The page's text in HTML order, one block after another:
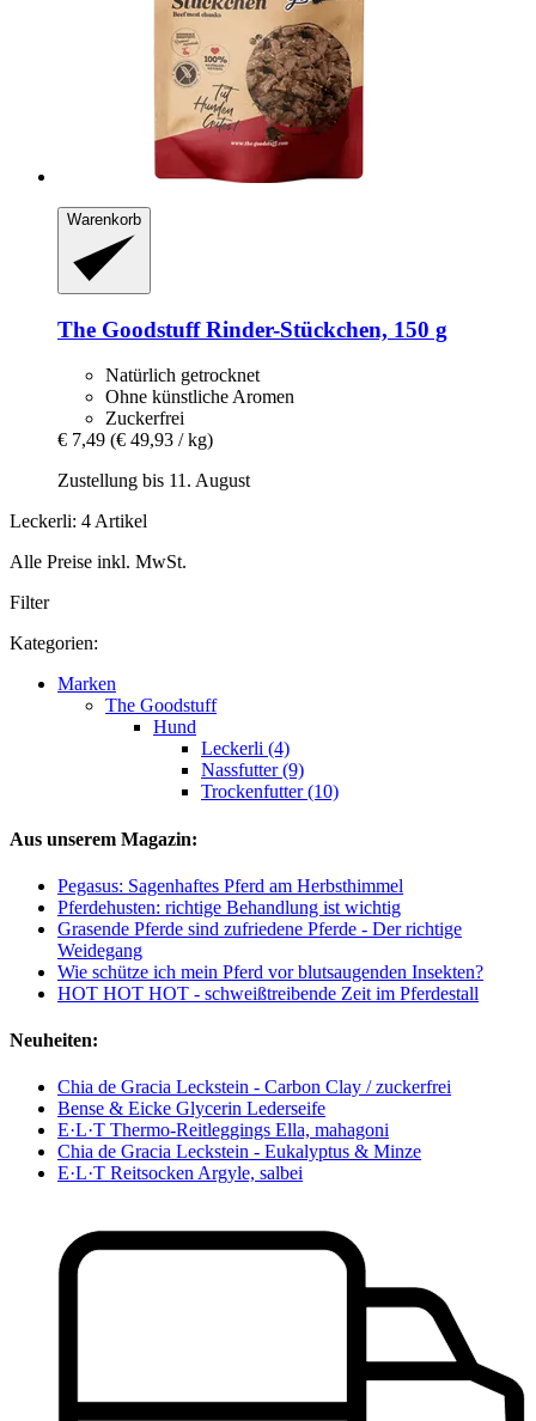
Warenkorb
The GoodstuffRinder-​Stückchen, 150 g
Natürlich getrocknet
Ohne künstliche Aromen
Zuckerfrei
€ 7,49 (€ 49,93 / kg)
Zustellung bis 11. August
Leckerli: 4 Artikel
Alle Preise inkl. MwSt.
Filter
Kategorien:
Marken
The Goodstuff
Hund
Leckerli (4)
Nassfutter (9)
Trockenfutter (10)
Aus unserem Magazin:
Pegasus: Sagenhaftes Pferd am Herbsthimmel
Pferdehusten: richtige Behandlung ist wichtig
Grasende Pferde sind zufriedene Pferde - Der richtige
Weidegang
Wie schütze ich mein Pferd vor blutsaugenden Insekten?
HOT HOT HOT - schweißtreibende Zeit im Pferdestall
Neuheiten:
Chia de Gracia Leckstein - Carbon Clay / zuckerfrei
Bense & Eicke Glycerin Lederseife
E·L·T Thermo-Reitleggings Ella, mahagoni
Chia de Gracia Leckstein - Eukalyptus & Minze
E·L·T Reitsocken Argyle, salbei